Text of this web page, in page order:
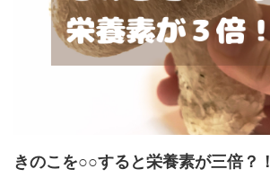
きのこを○○すると栄養素が三倍？！